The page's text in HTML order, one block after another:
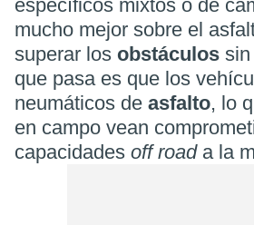
específicos mixtos o de
mucho mejor sobre el
superar los obstáculos
que pasa es que los
neumáticos de asfalto, lo
en campo vean
capacidades off roada la